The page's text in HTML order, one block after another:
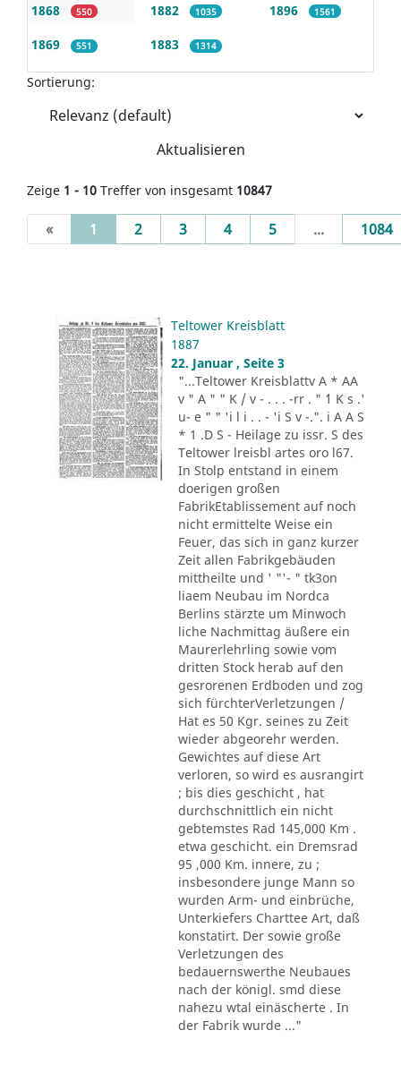
1868 550
1869 551
1882 1035
1883 1314
1896 1561
Sortierung:
Aktualisieren
Zeige 1 - 10 Treffer von insgesamt 10847
« 1 (current)
2 3 4 5 ... 1084
Teltower Kreisblatt
1887
22. Januar , Seite 3
"...Teltower Kreisblattv A * AA
v " A " " K / v - . . . -rr . " ´1 K s .'
u- e " " 'i l i . . - 'i S v -.". i A A S
* 1 .D S - Heilage zu issr. S des
Teltower lreisbl artes oro l67.
In Stolp entstand in einem
doerigen großen
FabrikEtablissement auf noch
nicht ermittelte Weise ein
Feuer, das sich in ganz kurzer
Zeit allen Fabrikgebäuden
mittheilte und ' "'- " tk3on
liaem Neubau im Nordca
Berlins stärzte um Minwoch
liche Nachmittag äußere ein
Maurerlehrling sowie vom
dritten Stock herab auf den
gesrorenen Erdboden und zog
sich fürchterVerletzungen /
Hat es 50 Kgr. seines zu Zeit
wieder abgeorehr werden.
Gewichtes auf diese Art
verloren, so wird es ausrangirt
; bis dies geschicht , hat
durchschnittlich ein nicht
gebtemstes Rad 145,000 Km .
etwa geschicht. ein Dremsrad
95 ,000 Km. innere, zu ;
insbesondere junge Mann so
wurden Arm- und einbrüche,
Unterkiefers Charttee Art, daß
konstatirt. Der sowie große
Verletzungen des
bedauernswerthe Neubaues
nach der königl. smd diese
nahezu wtal einäscherte . In
der Fabrik wurde ..."